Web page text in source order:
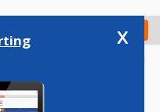
Check in
x